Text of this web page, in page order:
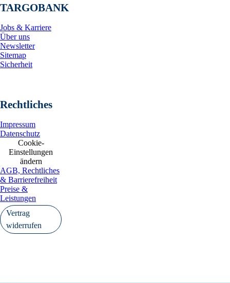
TARGOBANK
Jobs & Karriere
Über uns
Newsletter
Sitemap
Sicherheit
Rechtliches
Impressum
Datenschutz
Cookie-
Einstellungen
ändern
AGB, Rechtliches
& Barrierefreiheit
Preise &
Leistungen
Vertrag
widerrufen